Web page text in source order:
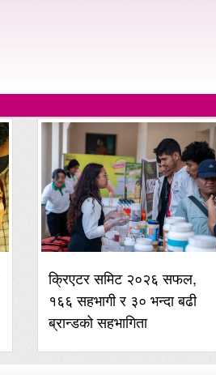
क्रिएटर समिट २०२६ सफल,
१६६ सहभागी र ३० भन्दा बढी
ब्रान्डको सहभागिता